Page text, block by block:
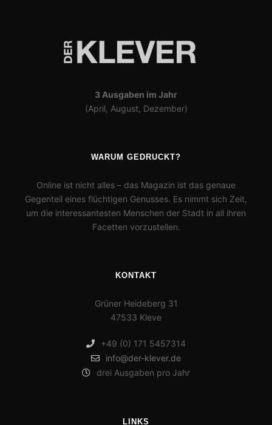
3 Ausgaben im Jahr
(April, August, Dezember)
WARUM GEDRUCKT?
Online ist nicht alles – das Magazin ist das genaue
Gegenteil eines flüchtigen Genusses. Es nimmt sich Zeit,
um die interessantesten Menschen der Stadt in all ihren
Facetten vorzustellen.
KONTAKT
Grüner Heideberg 31
47533 Kleve
+49 (0) 171 5457314
info@der-klever.de
drei Ausgaben pro Jahr
LINKS